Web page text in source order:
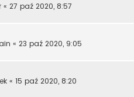
« 27 paź 2020, 8:57
« 23 paź 2020, 9:05
« 15 paź 2020, 8:20